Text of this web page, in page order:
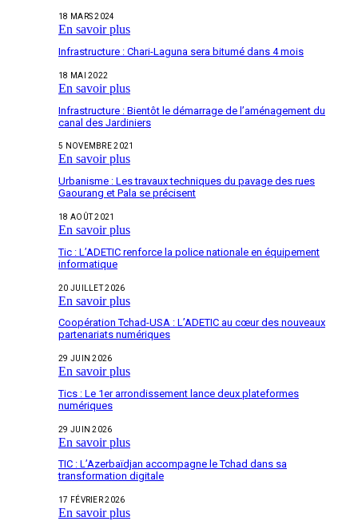
18 MARS 2024
En savoir plus
Infrastructure : Chari-Laguna sera bitumé dans 4 mois
18 MAI 2022
En savoir plus
Infrastructure : Bientôt le démarrage de l’aménagement du
canal des Jardiniers
5 NOVEMBRE 2021
En savoir plus
Urbanisme : Les travaux techniques du pavage des rues
Gaourang et Pala se précisent
18 AOÛT 2021
En savoir plus
Tic : L’ADETIC renforce la police nationale en équipement
informatique
20 JUILLET 2026
En savoir plus
Coopération Tchad-USA : L’ADETIC au cœur des nouveaux
partenariats numériques
29 JUIN 2026
En savoir plus
Tics : Le 1er arrondissement lance deux plateformes
numériques
29 JUIN 2026
En savoir plus
TIC : L’Azerbaïdjan accompagne le Tchad dans sa
transformation digitale
17 FÉVRIER 2026
En savoir plus